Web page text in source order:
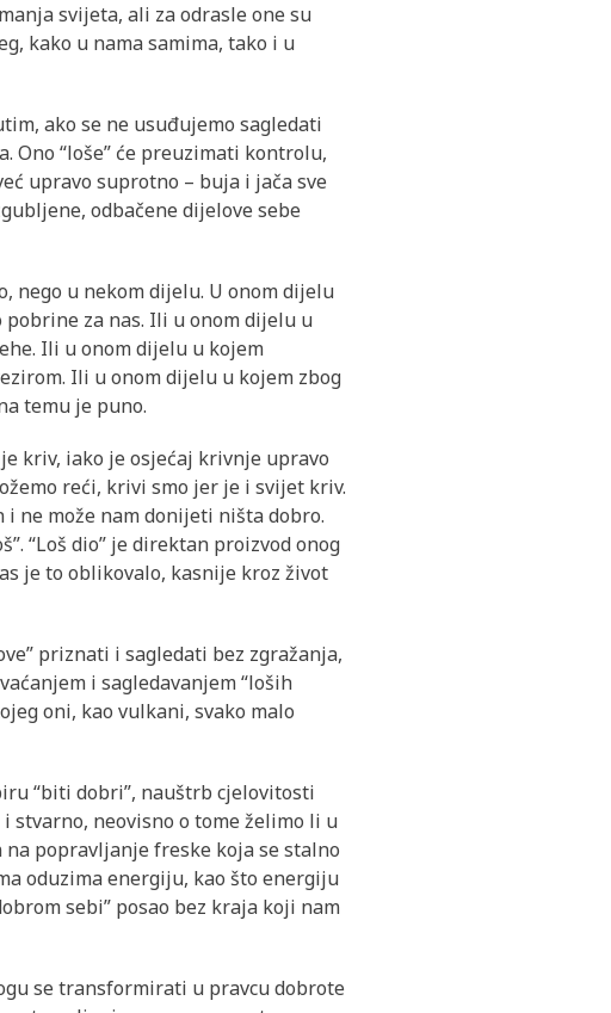
svijeta, ali za odrasle one su
kako u nama samima, tako i u
ako se ne usuđujemo sagledati
Ono “loše” će preuzimati kontrolu,
upravo suprotno – buja i jača sve
odbačene dijelove sebe
nego u nekom dijelu. U onom dijelu
za nas. Ili u onom dijelu u
Ili u onom dijelu u kojem
Ili u onom dijelu u kojem zbog
temu je puno.
kriv, iako je osjećaj krivnje upravo
reći, krivi smo jer je i svijet kriv.
ne može nam donijeti ništa dobro.
“Loš dio” je direktan proizvod onog
je to oblikovalo, kasnije kroz život
priznati i sagledati bez zgražanja,
i sagledavanjem “loših
oni, kao vulkani, svako malo
“biti dobri”, nauštrb cjelovitosti
stvarno, neovisno o tome želimo li u
popravljanje freske koja se stalno
oduzima energiju, kao što energiju
sebi” posao bez kraja koji nam
se transformirati u pravcu dobrote